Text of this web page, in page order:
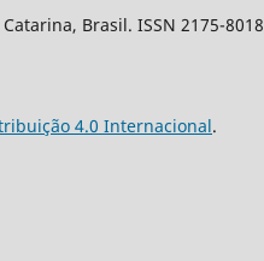
Brasil. ISSN 2175-8018
4.0 Internacional.